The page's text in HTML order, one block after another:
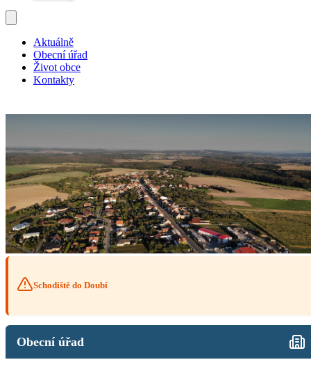
Aktuálně
Obecní úřad
Život obce
Kontakty
Schodiště do Doubí
Obecní úřad